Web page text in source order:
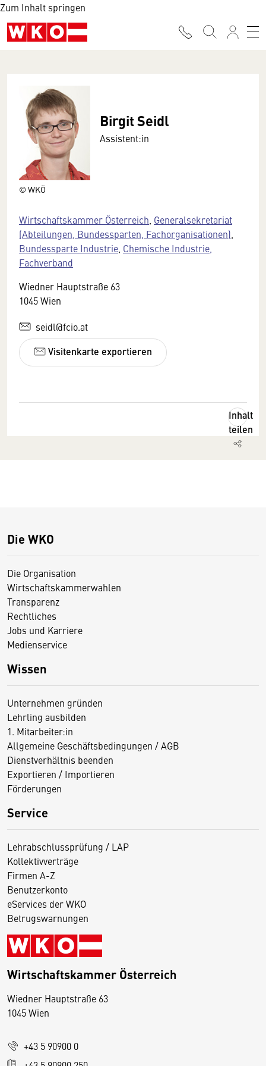
Zum Inhalt springen
© WKÖ
Birgit Seidl
Assistent:in
Wirtschaftskammer Österreich Generalsekretariat
(Abteilungen, Bundessparten, Fachorganisationen)
Bundessparte Industrie Chemische Industrie,
Fachverband
Wiedner Hauptstraße 63
1045 Wien
seidl@fcio.at
Visitenkarte exportieren
Inhalt
teilen
Die WKO
Die Organisation
Wirtschaftskammerwahlen
Transparenz
Rechtliches
Jobs und Karriere
Medienservice
Wissen
Unternehmen gründen
Lehrling ausbilden
1. Mitarbeiter:in
Allgemeine Geschäftsbedingungen / AGB
Dienstverhältnis beenden
Exportieren / Importieren
Förderungen
Service
Lehrabschlussprüfung / LAP
Kollektivverträge
Firmen A-Z
Benutzerkonto
eServices der WKO
Betrugswarnungen
Wirtschaftskammer Österreich
Wiedner Hauptstraße 63
1045 Wien
+43 5 90900 0
D
s